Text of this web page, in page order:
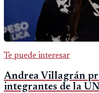
Te puede interesar
Andrea Villagrán
integrantes de la